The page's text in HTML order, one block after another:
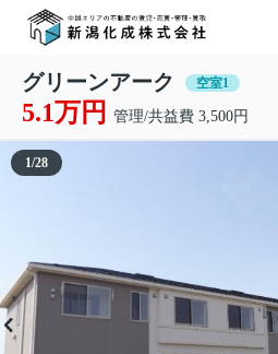
グリーンアーク 空室1
5.1万円 管理/共益費 3,500円
1/28